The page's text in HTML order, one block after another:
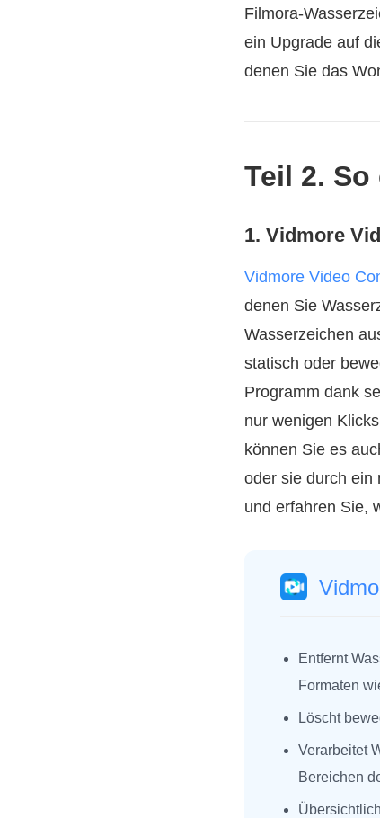
ein Upgrade auf
denen Sie das
Teil 2.
1. Vidmore
Vidmore Video
denen Sie
Wasserzeichen
statisch oder
Programm dank
nur wenigen
können Sie es
oder sie durch ein
und erfahren Sie,
Entfernt
Formaten
Löscht
Verarbeitet
Bereichen